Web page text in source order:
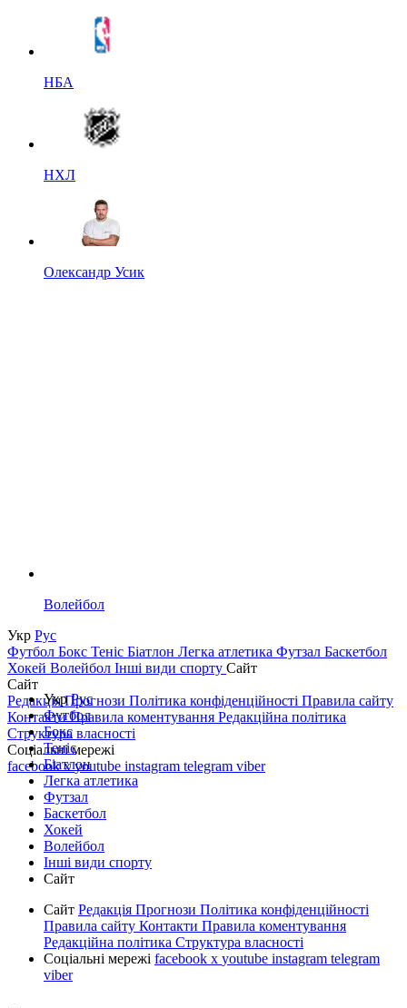
НБА
НХЛ
Олександр Усик
Волейбол
Укр Рус
Футбол Бокс Теніс Біатлон Легка атлетика Футзал Баскетбол
Хокей Волейбол Інші види спорту Сайт
Сайт
РедакціяПрогнози Політика конфіденційності Правила сайту
КонтактиПравила коментування Редакційна політика
Структура власності
Соціальні мережі
facebookxyoutube instagram telegram viber
УкрРус
Футбол
Бокс
Теніс
Біатлон
Легка атлетика
Футзал
Баскетбол
Хокей
Волейбол
Інші види спорту
Сайт
Сайт Редакція Прогнози Політика конфіденційності
Правила сайту Контакти Правила коментування
Редакційна політика Структура власності
Соціальні мережі facebook x youtube instagram telegram
viber